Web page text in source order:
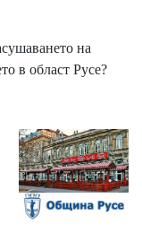
на
в област Русе?